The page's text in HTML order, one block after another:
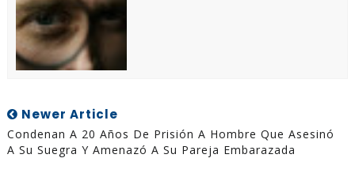
Newer Article
Condenan A 20 Años De Prisión A Hombre Que Asesinó
A Su Suegra Y Amenazó A Su Pareja Embarazada